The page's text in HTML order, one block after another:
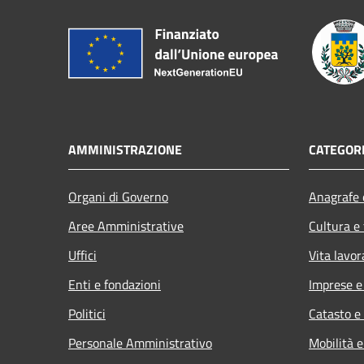
AMMINISTRAZIONE
Organi di Governo
Aree Amministrative
Uffici
Enti e fondazioni
Politici
Personale Amministrativo
Cultura
Vita
Imprese
Catasto
Mobilità